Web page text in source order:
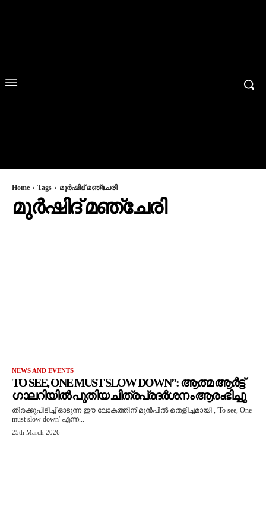
Home Tags മുര്‍ഷിദ് മഞ്ചേരി
മുര്‍ഷിദ് മഞ്ചേരി
NEWS AND EVENTS
TO SEE, ONE MUST SLOW DOWN”: ആത്മ ആർട്ട്
ഗാലറിയിൽ പുതിയ ചിത്രപ്രദർശനം ആരംഭിച്ചു
തിരക്കുപിടിച്ച് ഓടുന്ന ഈ ലോകത്തിന് മുൻപിൽ തെളിച്ചമായി , 'To see, One
must slow down' എന്ന...
25th March 2026